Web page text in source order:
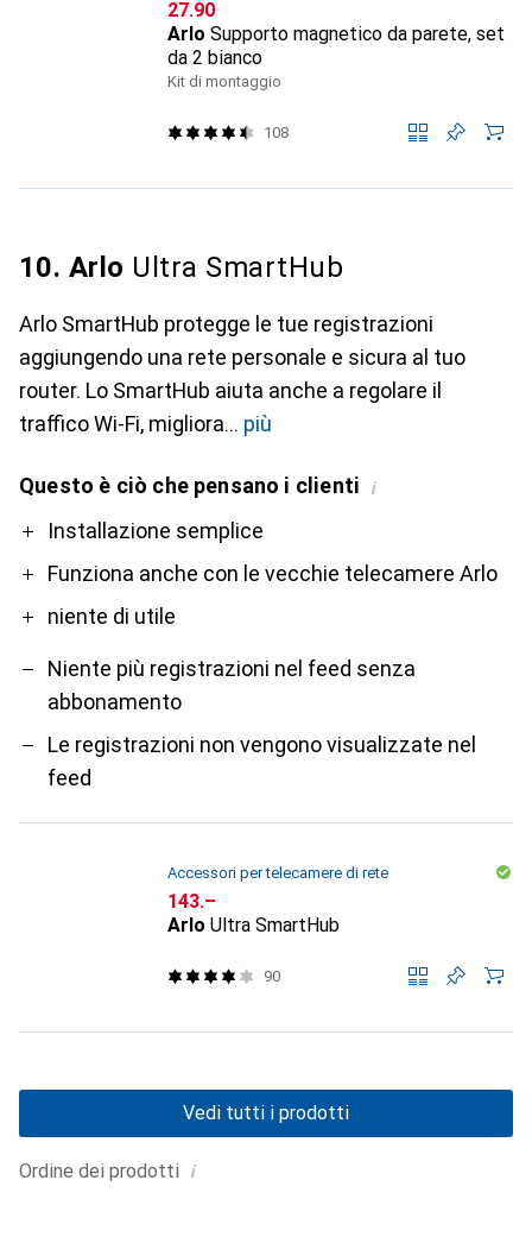
CHF
27.90
Arlo Supporto magnetico da parete, set
da 2 bianco
Kit di montaggio
108
10. Arlo Ultra SmartHub
Arlo SmartHub protegge le tue registrazioni
aggiungendo una rete personale e sicura al tuo
router. Lo SmartHub aiuta anche a regolare il
traffico Wi-Fi, migliora
più
Questo è ciò che pensano i clienti i
ProInstallazione semplice
Funziona anche con le vecchie telecamere Arlo
niente di utile
Contro
Niente più registrazioni nel feed senza
abbonamento
Le registrazioni non vengono visualizzate nel
feed
Accessori per telecamere di rete
CHF
143.–
Arlo Ultra SmartHub
90
Ordine dei prodotti i
Vedi tutti i prodotti